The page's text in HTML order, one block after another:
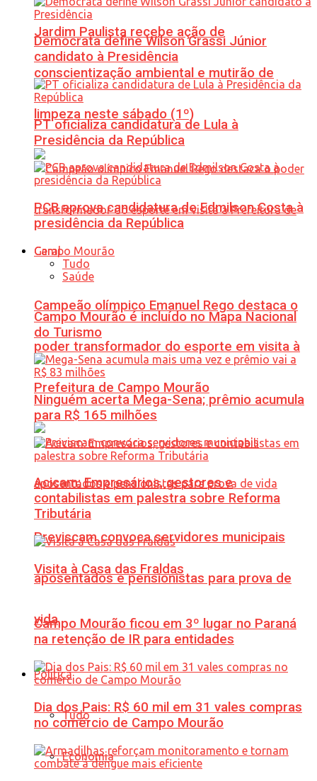
Jardim Paulista recebe ação de
conscientização ambiental e mutirão de
limpeza neste sábado (1º)
Campeão olímpico Emanuel Rego destaca o
poder transformador do esporte em visita à
Prefeitura de Campo Mourão
Previscam convoca servidores municipais
aposentados e pensionistas para prova de
vida
Política
Tudo
Economia
Democrata define Wilson Grassi Júnior
candidato à Presidência
PT oficializa candidatura de Lula à
Presidência da República
PCB aprova candidatura de Edmilson Costa à
presidência da República
Geral
Tudo
Saúde
Campo Mourão é incluído no Mapa Nacional
do Turismo
Ninguém acerta Mega-Sena; prêmio acumula
para R$ 165 milhões
Acicam: Empresários, gestores e
contabilistas em palestra sobre Reforma
Tributária
Visita à Casa das Fraldas
Campo Mourão ficou em 3º lugar no Paraná
na retenção de IR para entidades
Dia dos Pais: R$ 60 mil em 31 vales compras
no comércio de Campo Mourão